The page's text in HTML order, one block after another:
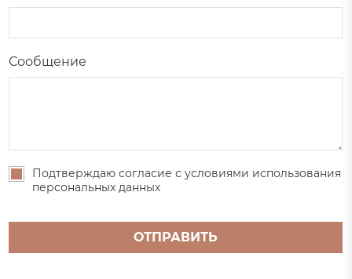
Сообщение
Подтверждаю согласие с условиями использования
персональных данных
ОТПРАВИТЬ